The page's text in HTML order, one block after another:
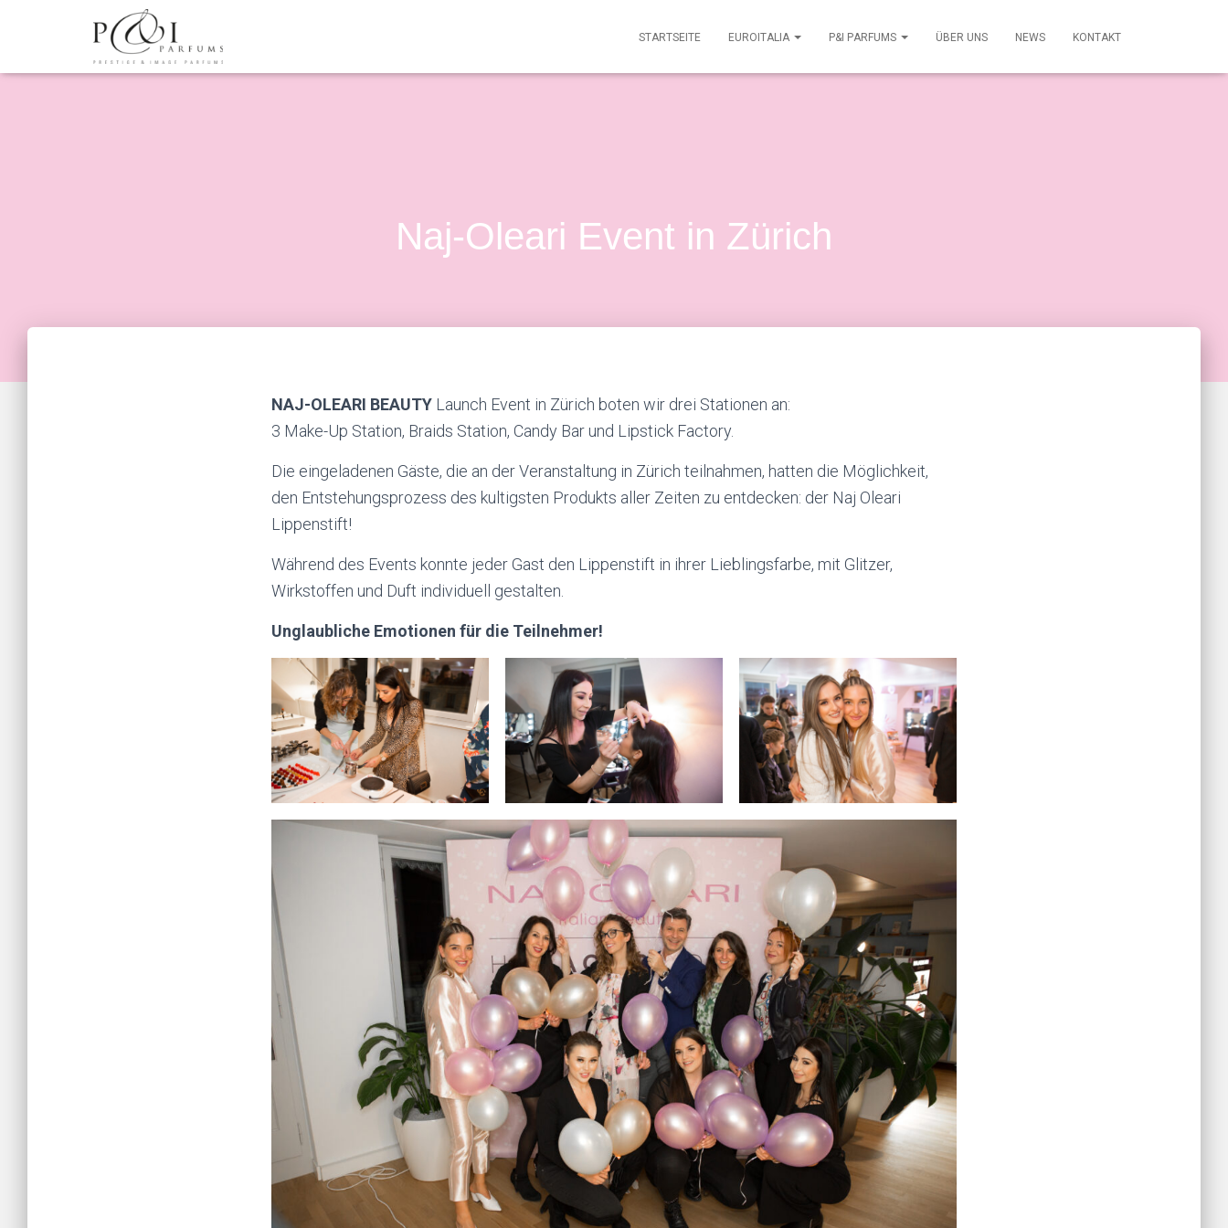
STARTSEITE EUROITALIA P&I PАRFUMS ÜBER UNS NEWS KONTAKT
Naj-Oleari Event in Zürich
NAJ-OLEARI BEAUTY Launch Event in Zürich boten wir drei Stationen an:
3 Make-Up Station, Braids Station, Candy Bar und Lipstick Factory.
Die eingeladenen Gäste, die an der Veranstaltung in Zürich teilnahmen, hatten die Möglichkeit,
den Entstehungsprozess des kultigsten Produkts aller Zeiten zu entdecken: der Naj Oleari
Lippenstift!
Während des Events konnte jeder Gast den Lippenstift in ihrer Lieblingsfarbe, mit Glitzer,
Wirkstoffen und Duft individuell gestalten.
Unglaubliche Emotionen für die Teilnehmer!